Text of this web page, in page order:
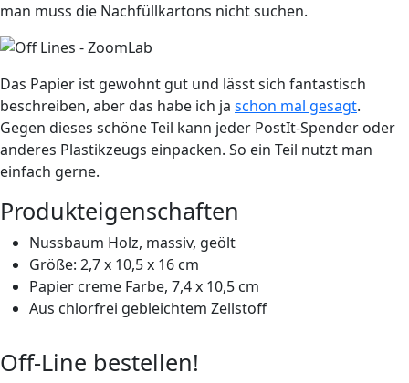
man muss die Nachfüllkartons nicht suchen.
Das Papier ist gewohnt gut und lässt sich fantastisch
beschreiben, aber das habe ich ja schon mal gesagt.
Gegen dieses schöne Teil kann jeder PostIt-Spender oder
anderes Plastikzeugs einpacken. So ein Teil nutzt man
einfach gerne.
Produkteigenschaften
Nussbaum Holz, massiv, geölt
Größe: 2,7 x 10,5 x 16 cm
Papier creme Farbe, 7,4 x 10,5 cm
Aus chlorfrei gebleichtem Zellstoff
Off-Line bestellen!